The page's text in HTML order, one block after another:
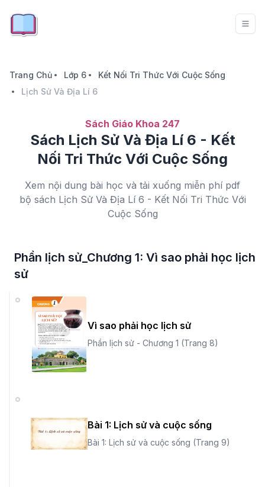
Trang Chủ Lớp 6
Kết Nối Tri Thức Với Cuộc Sống
Lịch Sử Và Địa Lí 6
Sách Giáo Khoa 247
Sách Lịch Sử Và Địa Lí 6 - Kết
Nối Tri Thức Với Cuộc Sống
Xem nội dung bài học và tải xuống miễn phí pdf
bộ sách Lịch Sử Và Địa Lí 6 - Kết Nối Tri Thức Với
Cuộc Sống
Phần lịch sử_Chương 1: Vì sao phải học lịch
sử
Vì sao phải học lịch sử
Phần lịch sử - Chương 1 (Trang 8)
Bài 1: Lịch sử và cuộc sống
Bài 1: Lịch sử và cuộc sống (Trang 9)